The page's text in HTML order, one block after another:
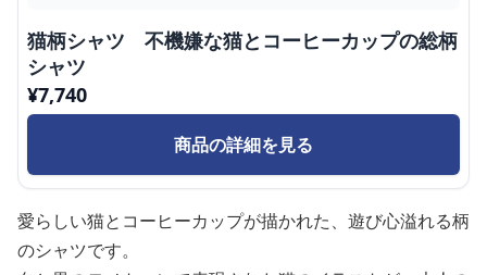
猫柄シャツ 不機嫌な猫とコーヒーカップの総柄
シャツ
¥7,740
商品の詳細を見る
愛らしい猫とコーヒーカップが描かれた、遊び心溢れる柄
のシャツです。